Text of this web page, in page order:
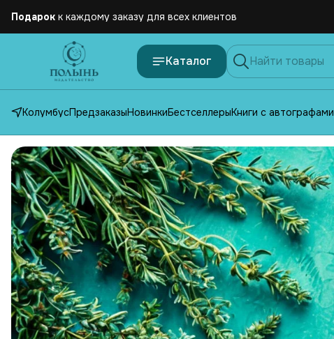
Бесплатная доставка по России от 2500 рублей
Каталог
КолумбусПредзаказыНовинкиБестселлерыКниги с автографами